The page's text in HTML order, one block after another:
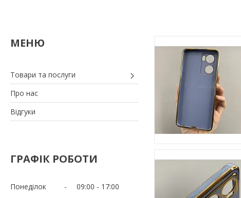
Товари та послуги
Про нас
Відгуки
ГРАФІК РОБОТИ
Понеділок 09:00
17:00